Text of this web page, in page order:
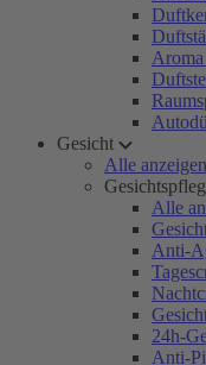
Gesicht
Alle anzeigen
Alle
Anti-
24h-
Anti-